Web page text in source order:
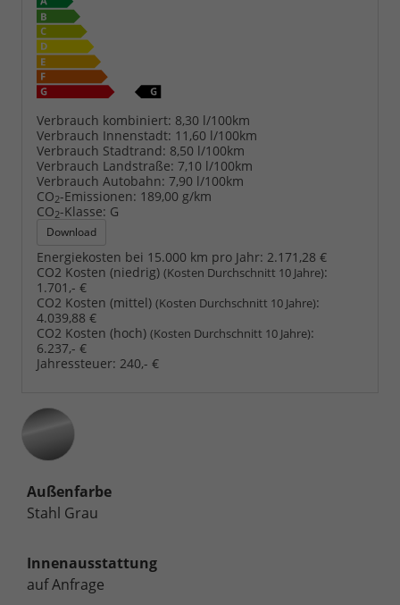
Verbrauch kombiniert: 8,30 l/100km
Verbrauch Innenstadt: 11,60 l/100km
Verbrauch Stadtrand: 8,50 l/100km
Verbrauch Landstraße: 7,10 l/100km
Verbrauch Autobahn: 7,90 l/100km
CO2-Emissionen: 189,00 g/km
CO2-Klasse: G
Download
Energiekosten bei 15.000 km pro Jahr: 2.171,28 €
CO2 Kosten (niedrig) (Kosten Durchschnitt 10 Jahre):
1.701,- €
CO2 Kosten (mittel) (Kosten Durchschnitt 10 Jahre):
4.039,88 €
CO2 Kosten (hoch) (Kosten Durchschnitt 10 Jahre):
6.237,- €
Jahressteuer: 240,- €
Außenfarbe
Stahl Grau
Innenausstattung
auf Anfrage